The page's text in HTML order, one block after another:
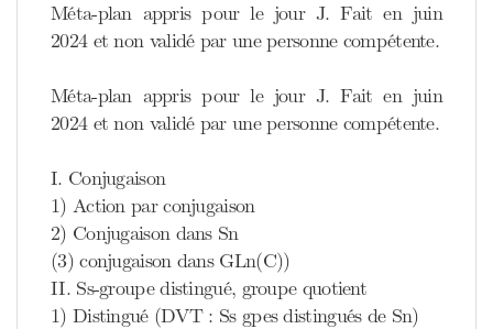
Méta-plan appris pour le jour J. Fait en juin
2024 et non validé par une personne compétente.
Méta-plan appris pour le jour J. Fait en juin
2024 et non validé par une personne compétente.
I. Conjugaison
1) Action par conjugaison
2) Conjugaison dans Sn
(3) conjugaison dans GLn(C))
II. Ss-groupe distingué, groupe quotient
1) Distingué (DVT : Ss gpes distingués de Sn)